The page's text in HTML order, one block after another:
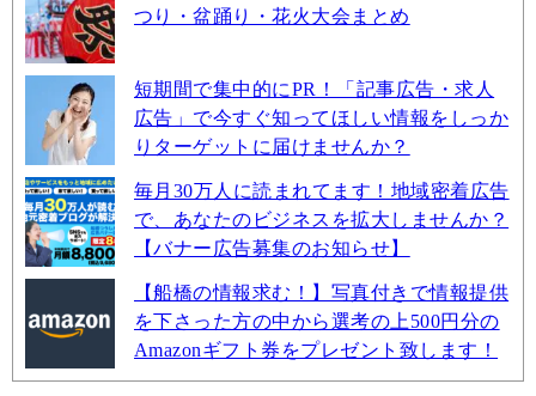
つり・盆踊り・花火大会まとめ
短期間で集中的にPR！「記事広告・求人
広告」で今すぐ知ってほしい情報をしっか
りターゲットに届けませんか？
毎月30万人に読まれてます！地域密着広告
で、あなたのビジネスを拡大しませんか？
【バナー広告募集のお知らせ】
【船橋の情報求む！】写真付きで情報提供
を下さった方の中から選考の上500円分の
Amazonギフト券をプレゼント致します！